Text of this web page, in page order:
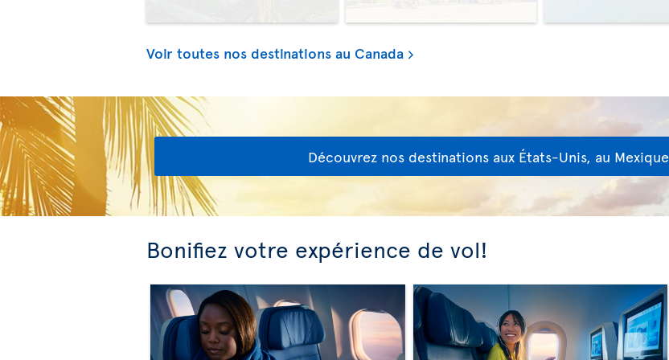
Voir toutes nos destinations au Canada
Découvrez nos destinations aux États-Unis, au
Bonifiez votre expérience de vol!